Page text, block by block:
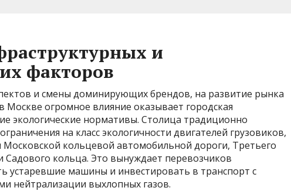
и
факторов
и смены доминирующих брендов, на развитие рынка
Москве огромное влияние оказывает городская
экологические нормативы. Столица традиционно
на класс экологичности двигателей грузовиков,
кольцевой автомобильной дороги, Третьего
Садового кольца. Это вынуждает перевозчиков
устаревшие машины и инвестировать в транспорт с
нейтрализации выхлопных газов.